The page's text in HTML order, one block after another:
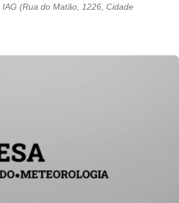
IAG (Rua do Matão, 1226, Cidade